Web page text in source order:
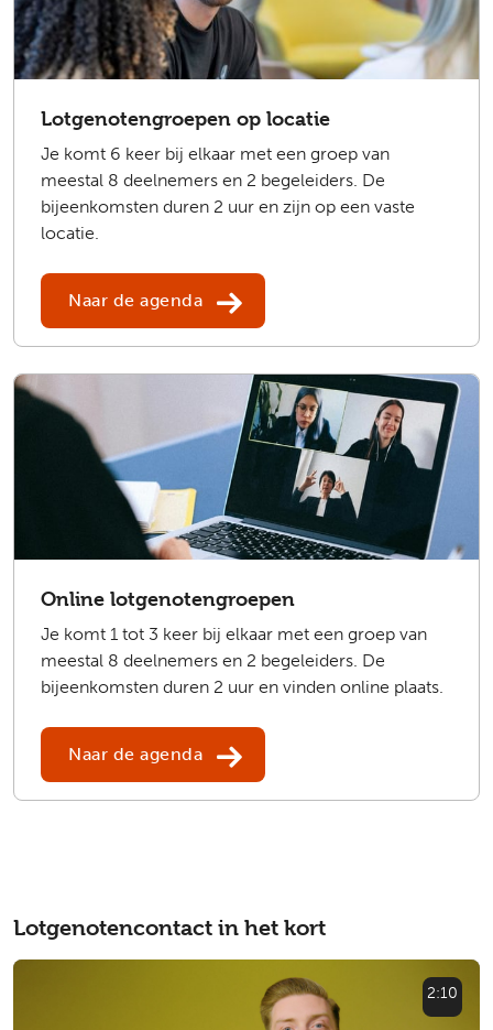
Lotgenotengroepen op locatie
Je komt 6 keer bij elkaar met een groep van
meestal 8 deelnemers en 2 begeleiders. De
bijeenkomsten duren 2 uur en zijn op een vaste
locatie.
Naar de agenda
Online lotgenotengroepen
Je komt 1 tot 3 keer bij elkaar met een groep van
meestal 8 deelnemers en 2 begeleiders. De
bijeenkomsten duren 2 uur en vinden online plaats.
Naar de agenda
Lotgenotencontact in het kort
2:10